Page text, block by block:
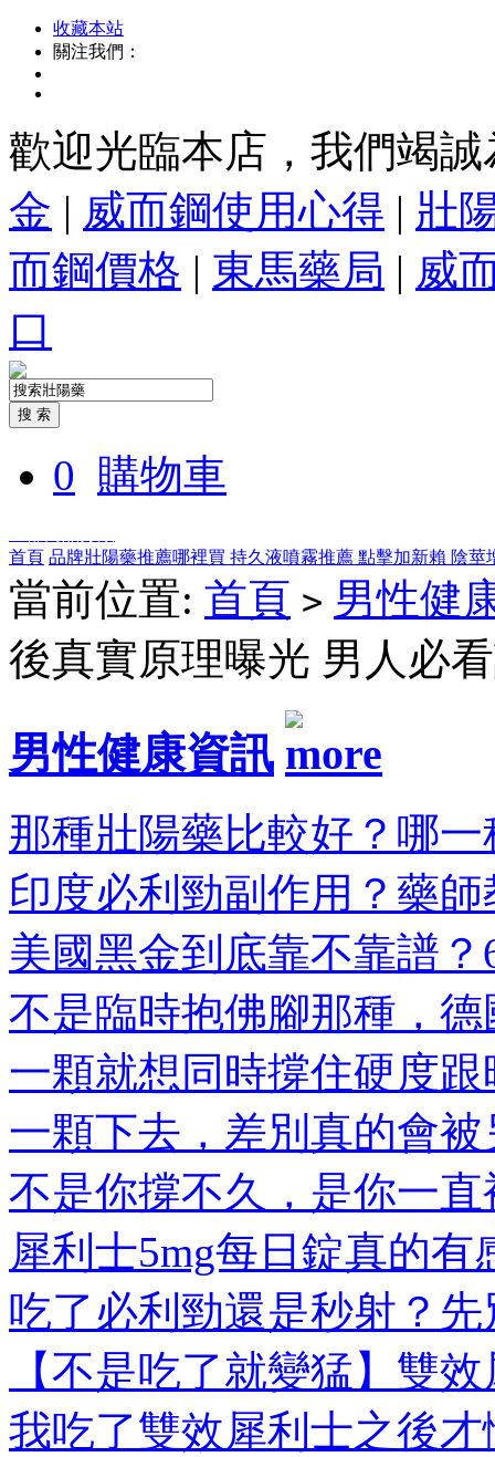
收藏本站
關注我們：
歡迎光臨本店，我們竭
金 | 威而鋼使用心得 | 壯
而鋼價格 | 東馬藥局 | 威
口
0 購物車
首頁 品牌壯陽藥推薦哪裡買 持久液噴霧推薦 點擊加新賴 陰莖
當前位置: 首頁 > 男性健
後真實原理曝光 男人必
男性健康資訊
那種壯陽藥比較好？哪
印度必利勁副作用？藥
美國黑金到底靠不靠譜？
不是臨時抱佛腳那種，
一顆就想同時撐住硬度
一顆下去，差別真的會
不是你撐不久，是你一
犀利士5mg每日錠真的有
吃了必利勁還是秒射？
【不是吃了就變猛】雙
我吃了雙效犀利士之後